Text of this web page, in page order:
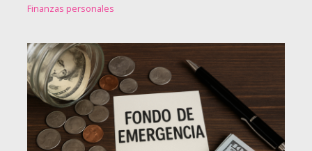
Finanzas personales